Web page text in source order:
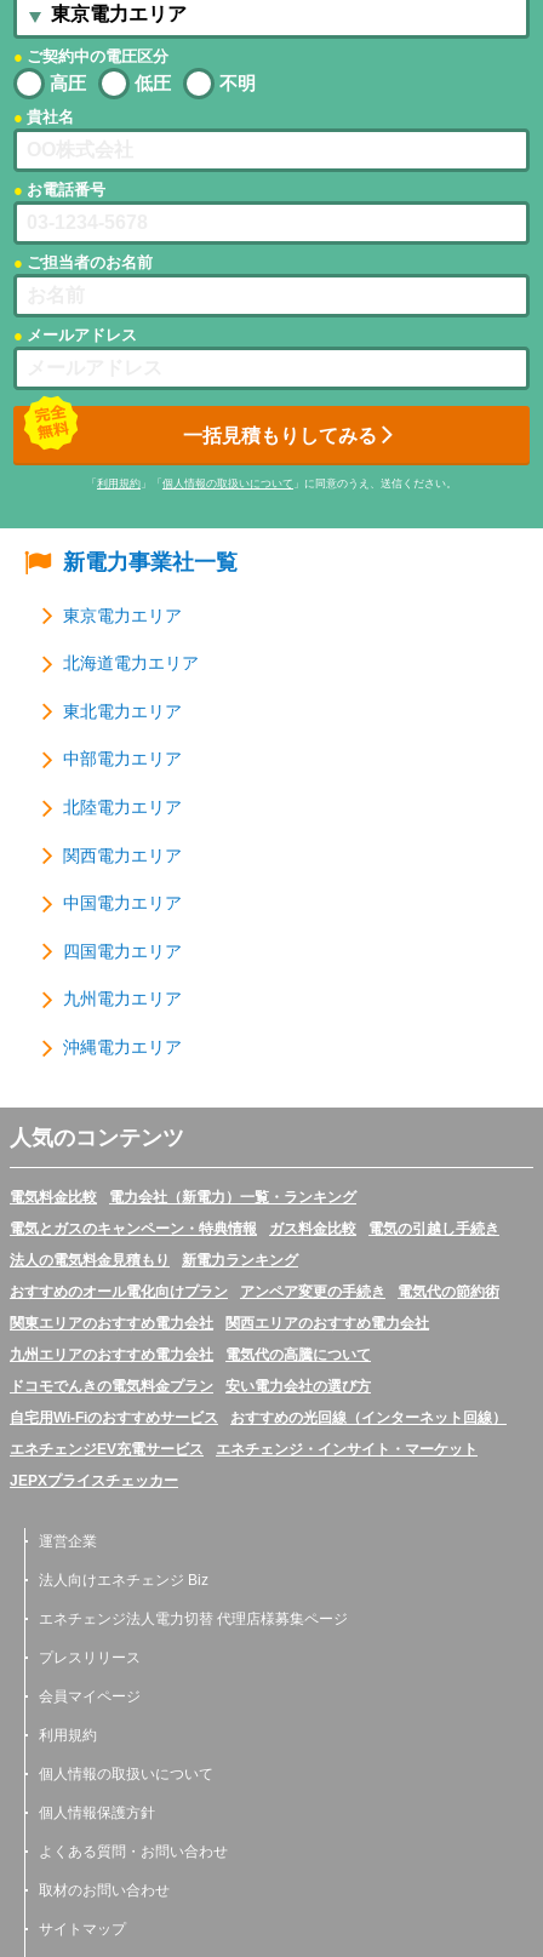
ご契約中の電圧区分
高圧 低圧 不明
貴社名
お電話番号
ご担当者のお名前
メールアドレス
一括見積もりしてみる
「 利用規約 」「 個人情報の取扱いについて 」に同意のうえ、送信ください。
新電力事業社一覧
東京電力エリア
北海道電力エリア
東北電力エリア
中部電力エリア
北陸電力エリア
関西電力エリア
中国電力エリア
四国電力エリア
九州電力エリア
沖縄電力エリア
人気のコンテンツ
電気料金比較
電力会社（新電力）一覧・ランキング
電気とガスのキャンペーン・特典情報
ガス料金比較
電気の引越し手続き
法人の電気料金見積もり
新電力ランキング
おすすめのオール電化向けプラン
アンペア変更の手続き
電気代の節約術
関東エリアのおすすめ電力会社
関西エリアのおすすめ電力会社
九州エリアのおすすめ電力会社
電気代の高騰について
ドコモでんきの電気料金プラン
安い電力会社の選び方
自宅用Wi-Fiのおすすめサービス
おすすめの光回線（インターネット回線）
エネチェンジEV充電サービス
エネチェンジ・インサイト・マーケット
JEPXプライスチェッカー
運営企業
法人向けエネチェンジ Biz
エネチェンジ法人電力切替 代理店様募集ページ
プレスリリース
会員マイページ
利用規約
個人情報の取扱いについて
個人情報保護方針
よくある質問・お問い合わせ
取材のお問い合わせ
サイトマップ